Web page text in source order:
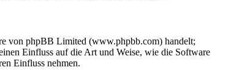
von phpBB Limited (www.phpbb.com) handelt;
Einfluss auf die Art und Weise, wie die Software
Einfluss nehmen.